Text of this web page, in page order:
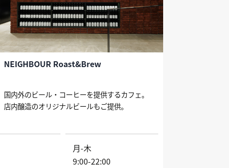
NEIGHBOUR Roast&Brew
国内外のビール・コーヒーを提供するカフェ。
店内醸造のオリジナルビールもご提供。
月-木
9:00-22:00